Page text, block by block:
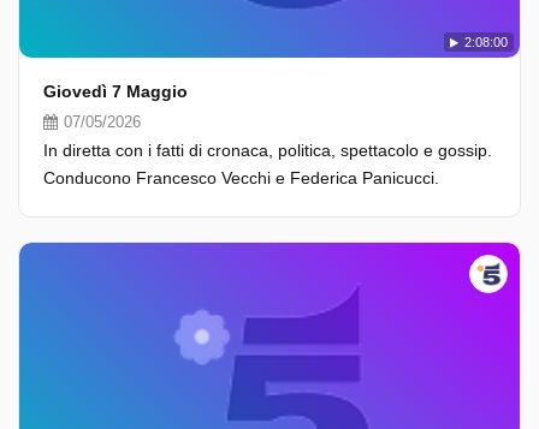
2:08:00
Giovedì 7 Maggio
07/05/2026
In diretta con i fatti di cronaca, politica, spettacolo e gossip.
Conducono Francesco Vecchi e Federica Panicucci.